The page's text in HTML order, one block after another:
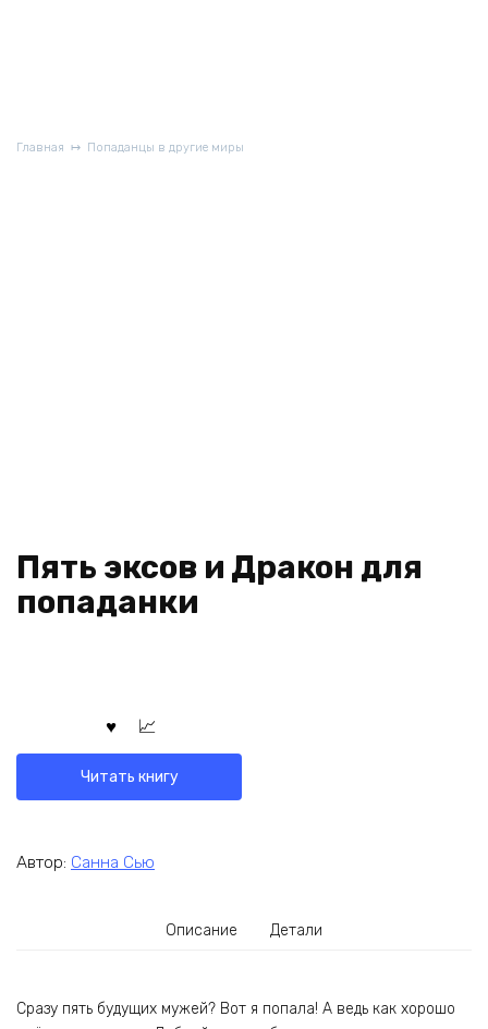
Главная Попаданцы в другие миры
Пять эксов и Дракон для
попаданки
Читать книгу
Автор: Санна Сью
Описание Детали
Сразу пять будущих мужей? Вот я попала! А ведь как хорошо